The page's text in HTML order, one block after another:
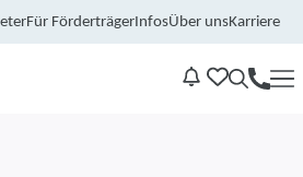
Für FörderträgerInfosÜber unsKarriere
Kontakt